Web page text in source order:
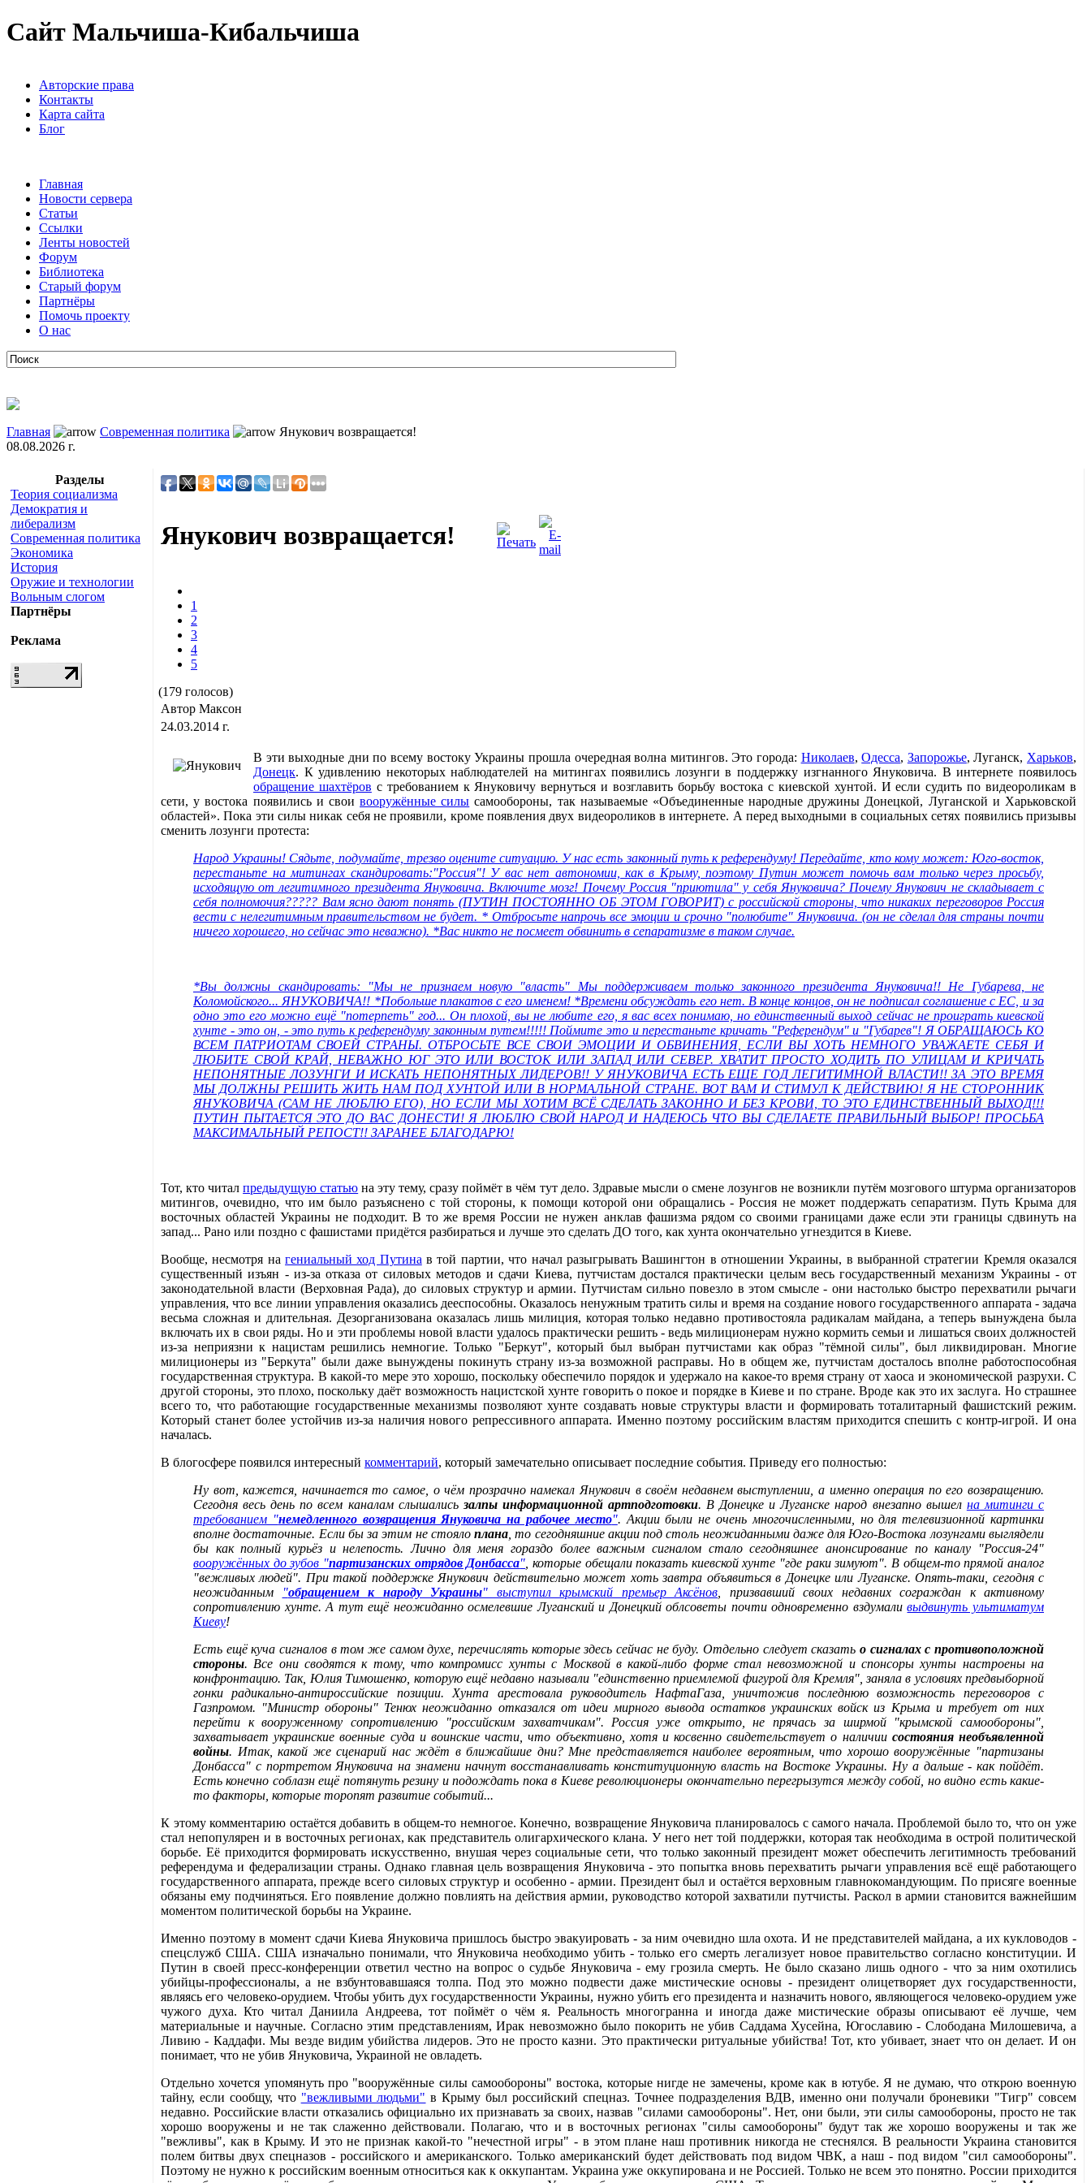
Сайт Мальчиша-Кибальчиша
Авторские права
Контакты
Карта сайта
Блог
Главная
Новости сервера
Статьи
Ссылки
Ленты новостей
Форум
Библиотека
Старый форум
Партнёры
Помочь проекту
О нас
Главная Современная политика
Янукович возвращается!
08.08.2026 г.
Разделы
Теория социализма
Демократия и
либерализм
Современная политика
Экономика
История
Оружие и технологии
Вольным слогом
Партнёры
Реклама
Янукович возвращается!
1
2
3
4
5
(179 голосов)
Автор Максон
24.03.2014 г.
В эти выходные дни по всему востоку Украины прошла очередная волна митингов. Это города: Николаев,Одесса, Запорожье, Луганск, Харьков,
Донецк. К удивлению некоторых наблюдателей на митингах появились лозунги в поддержку изгнанного Януковича. В интернете появилось
обращение шахтёров с требованием к Януковичу вернуться и возглавить борьбу востока с киевской хунтой. И если судить по видеороликам в
сети, у востока появились и своивооружённые силы самообороны, так называемые «Объединенные народные дружины Донецкой, Луганской и Харьковской
областей». Пока эти силы никак себя не проявили, кроме появления двух видеороликов в интернете. А перед выходными в социальных сетях появились призывы
сменить лозунги протеста:
Народ Украины! Сядьте, подумайте, трезво оцените ситуацию. У нас есть законный путь к референдуму! Передайте, кто кому может: Юго-восток,
перестаньте на митингах скандировать:"Россия"! У вас нет автономии, как в Крыму, поэтому Путин может помочь вам только через просьбу,
исходящую от легитимного президента Януковича. Включите мозг! Почему Россия "приютила" у себя Януковича? Почему Янукович не складывает с
себя полномочия????? Вам ясно дают понять (ПУТИН ПОСТОЯННО ОБ ЭТОМ ГОВОРИТ) с российской стороны, что никаких переговоров Россия
вести с нелегитимным правительством не будет. * Отбросьте напрочь все эмоции и срочно "полюбите" Януковича. (он не сделал для страны почти
ничего хорошего, но сейчас это неважно). *Вас никто не посмеет обвинить в сепаратизме в таком случае.
*Вы должны скандировать: "Мы не признаем новую "власть" Мы поддерживаем только законного президента Януковича!! Не Губарева, не
Коломойского... ЯНУКОВИЧА!! *Побольше плакатов с его именем! *Времени обсуждать его нет. В конце концов, он не подписал соглашение с ЕС, и за
одно это его можно ещё "потерпеть" год... Он плохой, вы не любите его, я вас всех понимаю, но единственный выход сейчас не проиграть киевской
хунте - это он, - это путь к референдуму законным путем!!!!! Поймите это и перестаньте кричать "Референдум" и "Губарев"! Я ОБРАЩАЮСЬ КО
ВСЕМ ПАТРИОТАМ СВОЕЙ СТРАНЫ. ОТБРОСЬТЕ ВСЕ СВОИ ЭМОЦИИ И ОБВИНЕНИЯ, ЕСЛИ ВЫ ХОТЬ НЕМНОГО УВАЖАЕТЕ СЕБЯ И
ЛЮБИТЕ СВОЙ КРАЙ, НЕВАЖНО ЮГ ЭТО ИЛИ ВОСТОК ИЛИ ЗАПАД ИЛИ СЕВЕР. ХВАТИТ ПРОСТО ХОДИТЬ ПО УЛИЦАМ И КРИЧАТЬ
НЕПОНЯТНЫЕ ЛОЗУНГИ И ИСКАТЬ НЕПОНЯТНЫХ ЛИДЕРОВ!! У ЯНУКОВИЧА ЕСТЬ ЕЩЕ ГОД ЛЕГИТИМНОЙ ВЛАСТИ!! ЗА ЭТО ВРЕМЯ
МЫ ДОЛЖНЫ РЕШИТЬ ЖИТЬ НАМ ПОД ХУНТОЙ ИЛИ В НОРМАЛЬНОЙ СТРАНЕ. ВОТ ВАМ И СТИМУЛ К ДЕЙСТВИЮ! Я НЕ СТОРОННИК
ЯНУКОВИЧА (САМ НЕ ЛЮБЛЮ ЕГО), НО ЕСЛИ МЫ ХОТИМ ВСЁ СДЕЛАТЬ ЗАКОННО И БЕЗ КРОВИ, ТО ЭТО ЕДИНСТВЕННЫЙ ВЫХОД!!!
ПУТИН ПЫТАЕТСЯ ЭТО ДО ВАС ДОНЕСТИ! Я ЛЮБЛЮ СВОЙ НАРОД И НАДЕЮСЬ ЧТО ВЫ СДЕЛАЕТЕ ПРАВИЛЬНЫЙ ВЫБОР! ПРОСЬБА
МАКСИМАЛЬНЫЙ РЕПОСТ!! ЗАРАНЕЕ БЛАГОДАРЮ!
Тот, кто читалпредыдущую статью на эту тему, сразу поймёт в чём тут дело. Здравые мысли о смене лозунгов не возникли путём мозгового штурма организаторов
митингов, очевидно, что им было разъяснено с той стороны, к помощи которой они обращались - Россия не может поддержать сепаратизм. Путь Крыма для
восточных областей Украины не подходит. В то же время России не нужен анклав фашизма рядом со своими границами даже если эти границы сдвинуть на
запад... Рано или поздно с фашистами придётся разбираться и лучше это сделать ДО того, как хунта окончательно угнездится в Киеве.
Вообще, несмотря нагениальный ход Путина в той партии, что начал разыгрывать Вашингтон в отношении Украины, в выбранной стратегии Кремля оказался
существенный изъян - из-за отказа от силовых методов и сдачи Киева, путчистам достался практически целым весь государственный механизм Украины - от
законодательной власти (Верховная Рада), до силовых структур и армии. Путчистам сильно повезло в этом смысле - они настолько быстро перехватили рычаги
управления, что все линии управления оказались дееспособны. Оказалось ненужным тратить силы и время на создание нового государственного аппарата - задача
весьма сложная и длительная. Дезорганизована оказалась лишь милиция, которая только недавно противостояла радикалам майдана, а теперь вынуждена была
включать их в свои ряды. Но и эти проблемы новой власти удалось практически решить - ведь милиционерам нужно кормить семьи и лишаться своих должностей
из-за неприязни к нацистам решились немногие. Только "Беркут", который был выбран путчистами как образ "тёмной силы", был ликвидирован. Многие
милиционеры из "Беркута" были даже вынуждены покинуть страну из-за возможной расправы. Но в общем же, путчистам досталось вполне работоспособная
государственная структура. В какой-то мере это хорошо, поскольку обеспечило порядок и удержало на какое-то время страну от хаоса и экономической разрухи. С
другой стороны, это плохо, поскольку даёт возможность нацистской хунте говорить о покое и порядке в Киеве и по стране. Вроде как это их заслуга. Но страшнее
всего то, что работающие государственные механизмы позволяют хунте создавать новые структуры власти и формировать тоталитарный фашистский режим.
Который станет более устойчив из-за наличия нового репрессивного аппарата. Именно поэтому российским властям приходится спешить с контр-игрой. И она
началась.
В блогосфере появился интересный комментарий, который замечательно описывает последние события. Приведу его полностью:
Ну вот, кажется, начинается то самое, о чём прозрачно намекал Янукович в своём недавнем выступлении, а именно операция по его возвращению.
Сегодня весь день по всем каналам слышались залпы информационной артподготовки. В Донецке и Луганске народ внезапно вышел на митинги с
требованием "немедленного возвращения Януковича на рабочее место". Акции были не очень многочисленными, но для телевизионной картинки
вполне достаточные. Если бы за этим не стоялоплана , то сегодняшние акции под столь неожиданными даже для Юго-Востока лозунгами выглядели
бы как полный курьёз и нелепость. Лично для меня гораздо более важным сигналом стало сегодняшнее анонсирование по каналу "Россия-24"
вооружённых до зубов "партизанских отрядов Донбасса" , которые обещали показать киевской хунте "где раки зимуют". В общем-то прямой аналог
"вежливых людей". При такой поддержке Янукович действительно может хоть завтра объявиться в Донецке или Луганске. Опять-таки, сегодня с
неожиданным
"обращением к народу Украины" выступил крымский премьер Аксёнов , призвавший своих недавних сограждан к активному
сопротивлению хунте. А тут ещё неожиданно осмелевшие Луганский и Донецкий облсоветы почти одновременно вздумаливыдвинуть ультиматум
Киеву!
Есть ещё куча сигналов в том же самом духе, перечислять которые здесь сейчас не буду. Отдельно следует сказать о сигналах с противоположной
стороны. Все они сводятся к тому, что компромисс хунты с Москвой в какой-либо форме стал невозможной и спонсоры хунты настроены на
конфронтацию. Так, Юлия Тимошенко, которую ещё недавно называли "единственно приемлемой фигурой для Кремля", заняла в условиях предвыборной
гонки радикально-антироссийские позиции. Хунта арестовала руководитель НафтаГаза, уничтожив последнюю возможность переговоров с
Газпромом. "Министр обороны" Тенюх неожиданно отказался от идеи мирного вывода остатков украинских войск из Крыма и требует от них
перейти к вооруженному сопротивлению "российским захватчикам". Россия уже открыто, не прячась за ширмой "крымской самообороны",
захватывает украинские военные суда и воинские части, что объективно, хотя и косвенно свидетельствует о наличии состояния необъявленной
войны. Итак, какой же сценарий нас ждёт в ближайшие дни? Мне представляется наиболее вероятным, что хорошо вооружённые "партизаны
Донбасса" с портретом Януковича на знамени начнут восстанавливать конституционную власть на Востоке Украины. Ну а дальше - как пойдёт.
Есть конечно соблазн ещё потянуть резину и подождать пока в Киеве революционеры окончательно перегрызутся между собой, но видно есть какие-
то факторы, которые торопят развитие событий...
К этому комментарию остаётся добавить в общем-то немногое. Конечно, возвращение Януковича планировалось с самого начала. Проблемой было то, что он уже
стал непопулярен и в восточных регионах, как представитель олигархического клана. У него нет той поддержки, которая так необходима в острой политической
борьбе. Её приходится формировать искусственно, внушая через социальные сети, что только законный президент может обеспечить легитимность требований
референдума и федерализации страны. Однако главная цель возвращения Януковича - это попытка вновь перехватить рычаги управления всё ещё работающего
государственного аппарата, прежде всего силовых структур и особенно - армии. Президент был и остаётся верховным главнокомандующим. По присяге военные
обязаны ему подчиняться. Его появление должно повлиять на действия армии, руководство которой захватили путчисты. Раскол в армии становится важнейшим
моментом политической борьбы на Украине.
Именно поэтому в момент сдачи Киева Януковича пришлось быстро эвакуировать - за ним очевидно шла охота. И не представителей майдана, а их кукловодов -
спецслужб США. США изначально понимали, что Януковича необходимо убить - только его смерть легализует новое правительство согласно конституции. И
Путин в своей пресс-конференции ответил честно на вопрос о судьбе Януковича - ему грозила смерть. Не было сказано лишь одного - что за ним охотились
убийцы-профессионалы, а не взбунтовавшаяся толпа. Под это можно подвести даже мистические основы - президент олицетворяет дух государственности,
являясь его человеко-орудием. Чтобы убить дух государственности Украины, нужно убить его президента и назначить нового, являющегося человеко-орудием уже
чужого духа. Кто читал Даниила Андреева, тот поймёт о чём я. Реальность многогранна и иногда даже мистические образы описывают её лучше, чем
материальные и научные. Согласно этим представлениям, Ирак невозможно было покорить не убив Саддама Хусейна, Югославию - Слободана Милошевича, а
Ливию - Каддафи. Мы везде видим убийства лидеров. Это не просто казни. Это практически ритуальные убийства! Тот, кто убивает, знает что он делает. И он
понимает, что не убив Януковича, Украиной не овладеть.
Отдельно хочется упомянуть про "вооружённые силы самообороны" востока, которые нигде не замечены, кроме как в ютубе. Я не думаю, что открою военную
тайну, если сообщу, что "вежливыми людьми" в Крыму был российский спецназ. Точнее подразделения ВДВ, именно они получали броневики "Тигр" совсем
недавно. Российские власти отказались официально их признавать за своих, назвав "силами самообороны". Нет, они были, эти силы самообороны, просто не так
хорошо вооружены и не так слаженно действовали. Полагаю, что и в восточных регионах "силы самообороны" будут так же хорошо вооружены и так же
"вежливы", как в Крыму. И это не признак какой-то "нечестной игры" - в этом плане наш противник никогда не стеснялся. В реальности Украина становится
полем битвы двух спецназов - российского и американского. Только американский будет действовать под видом ЧВК, а наш - под видом "сил самообороны".
Поэтому не нужно к российским военным относиться как к оккупантам. Украина уже оккупирована и не Россией. Только не всем это понятно. России приходится